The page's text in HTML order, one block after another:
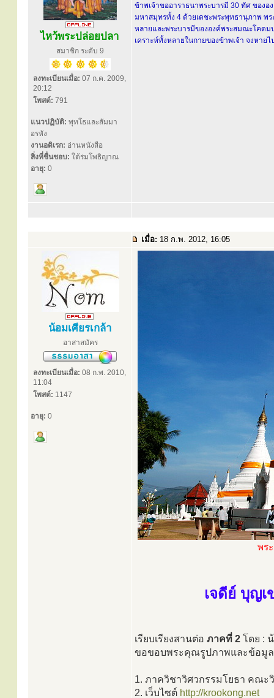
ไหว้พระปล่อยปลา
สมาชิก ระดับ 9
ลงทะเบียนเมื่อ: 07 ก.ค. 2009,
20:12
โพสต์: 791
แนวปฏิบัติ: พุทโธและสัมมา
อรหัง
งานอดิเรก: อ่านหนังสือ
สิ่งที่ชื่นชอบ: ใต้ร่มโพธิญาณ
อายุ: 0
ข้าพเจ้าขออาราธนาพระบารมี 30 ทัศ ของ
มหาสมุทรทั้ง 4 ด้วยเดชะพระพุทธานุภาพ พ
หลายและพระบารมีขององค์พระสมณะโคดม
เคราะห์ทั้งหลายในกายของข้าพเจ้า จงหา
เมื่อ: 18 ก.พ. 2012, 16:05
น้อมเศียรเกล้า
อาสาสมัคร
ลงทะเบียนเมื่อ: 08 ก.พ. 2010,
11:04
โพสต์: 1147
อายุ: 0
พร
เจดีย์ บุญเ
เรียบเรียงสานต่อ ภาคที่ 2 โดย :
ขอขอบพระคุณรูปภาพและข้อมูล
1. ภาควิชาวิศวกรรมโยธา คณะ
2. เว็บไซต์ http://krookong.net